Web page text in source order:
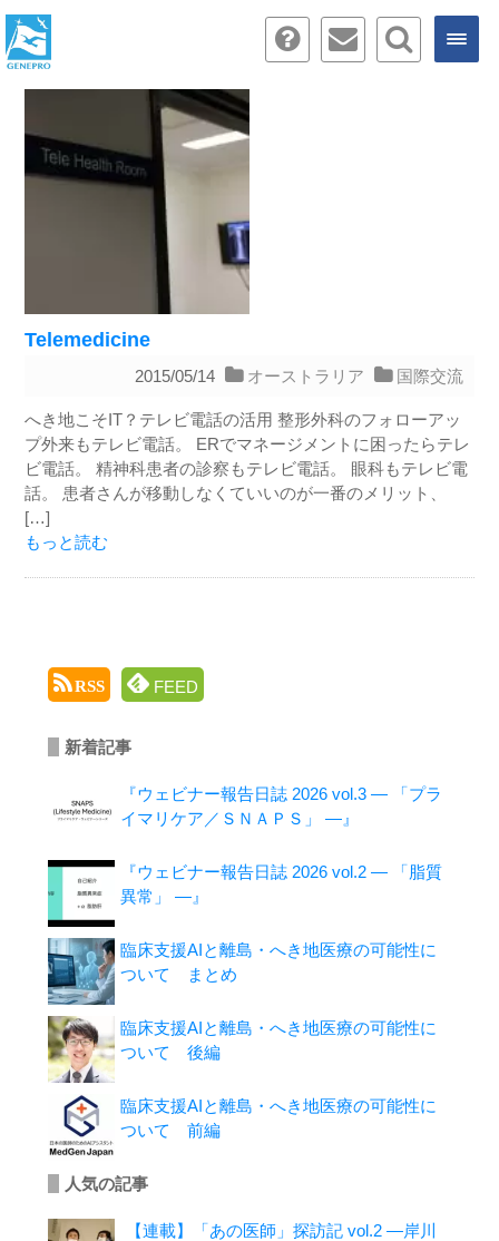
Telemedicine
2015/05/14 オーストラリア 国際交流
へき地こそIT？テレビ電話の活用 整形外科のフォローアッ
プ外来もテレビ電話。 ERでマネージメントに困ったらテレ
ビ電話。 精神科患者の診察もテレビ電話。 眼科もテレビ電
話。 患者さんが移動しなくていいのが一番のメリット、
[…]
もっと読む
RSS FEED
新着記事
『ウェビナー報告日誌 2026 vol.3 ― 「プラ
イマリケア／ＳＮＡＰＳ」 ―』
『ウェビナー報告日誌 2026 vol.2 ― 「脂質
異常」 ―』
臨床支援AIと離島・へき地医療の可能性に
ついて まとめ
臨床支援AIと離島・へき地医療の可能性に
ついて 後編
臨床支援AIと離島・へき地医療の可能性に
ついて 前編
人気の記事
【連載】「あの医師」探訪記 vol.2 ―岸川